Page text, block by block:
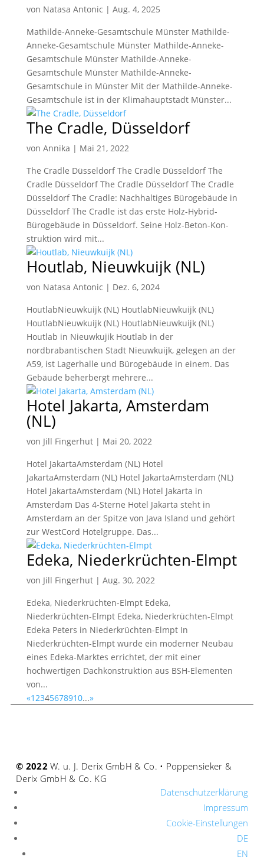
von Natasa Antonic | Aug. 4, 2025
Mathilde-Anneke-Gesamtschule Münster Mathilde-
Anneke-Gesamtschule Münster Mathilde-Anneke-
Gesamtschule Münster Mathilde-Anneke-
Gesamtschule Münster Mathilde-Anneke-
Gesamtschule in Münster Mit der Mathilde-Anneke-
Gesamtschule ist in der Klimahauptstadt Münster...
The Cradle, Düsseldorf
von Annika | Mai 21, 2022
The Cradle Düsseldorf The Cradle Düsseldorf The
Cradle Düsseldorf The Cradle Düsseldorf The Cradle
Düsseldorf The Cradle: Nachhaltiges Bürogebäude in
Düsseldorf The Cradle ist das erste Holz-Hybrid-
Büro­gebäude in Düsseldorf. Seine Holz-Beton-Kon­
struktion wird mit...
Houtlab, Nieuwkuijk (NL)
von Natasa Antonic | Dez. 6, 2024
HoutlabNieuwkuijk (NL) HoutlabNieuwkuijk (NL)
HoutlabNieuwkuijk (NL) HoutlabNieuwkuijk (NL)
Houtlab in Nieuwkujik Houtlab in der
nordbrabantischen Stadt Nieuwkuijk, gelegen an der
A59, ist Lagerhalle und Bürogebäude in einem. Das
Gebäude beherbergt mehrere...
Hotel Jakarta, Amsterdam
(NL)
von Jill Fingerhut| Mai 20, 2022
Hotel JakartaAmsterdam (NL) Hotel
JakartaAmsterdam (NL) Hotel JakartaAmsterdam (NL)
Hotel JakartaAmsterdam (NL) Hotel Jakarta in
Amsterdam Das 4-Sterne Hotel Jakarta steht in
Amsterdam an der Spitze von Java Island und gehört
zur WestCord Hotel­gruppe. Das...
Edeka, Niederkrüchten-Elmpt
von Jill Fingerhut| Aug. 30, 2022
Edeka, Niederkrüchten-Elmpt Edeka,
Niederkrüchten-Elmpt Edeka, Niederkrüchten-Elmpt
Edeka Peters in Nieder­krüchten-Elmpt In
Niederkrüchten-Elmpt wurde ein moderner Neubau
eines Edeka-Marktes errichtet, der mit einer
hochwertigen Dachkonstruktion aus BSH-Elementen
von...
«12345678910...»
© 2022W. u. J. Derix GmbH & Co. • Poppensieker &
Derix GmbH & Co. KG
Datenschutzerklärung
Impressum
Cookie-Einstellungen
DE
EN